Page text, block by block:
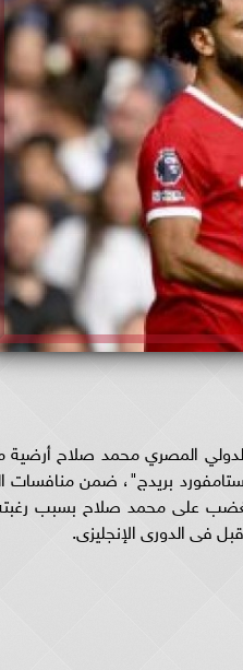
المصري محمد صلاح
حالياً على ملعب "ستامفورد بريدج"، ضمن
الموسم الجديد 2023-2024، وظهرت حالة الغضب على محمد صلاح
فى الدورى الإنجليزى.